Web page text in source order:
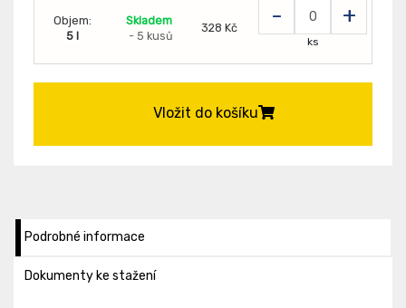
Objem:
5 l
Skladem
- 5 kusů
328 Kč - +
ks
Vložit do košíku
Podrobné informace
Dokumenty ke stažení